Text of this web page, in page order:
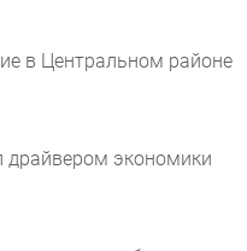
в Центральном районе
драйвером экономики